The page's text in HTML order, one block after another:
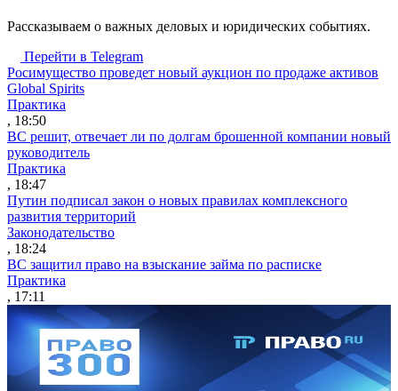
Рассказываем о важных деловых и юридических событиях.
Перейти в Telegram
Росимущество проведет новый аукцион по продаже активов
Global Spirits
Практика
, 18:50
ВС решит, отвечает ли по долгам брошенной компании новый
руководитель
Практика
, 18:47
Путин подписал закон о новых правилах комплексного
развития территорий
Законодательство
, 18:24
ВС защитил право на взыскание займа по расписке
Практика
, 17:11